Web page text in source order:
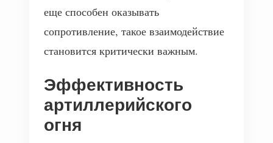
еще способен оказывать
сопротивление, такое взаимодействие
становится критически важным.
Эффективность
артиллерийского
огня